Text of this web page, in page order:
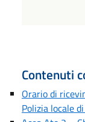
Contenuti
Orario di
Polizia locale